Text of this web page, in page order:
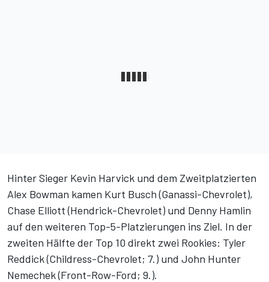
Hinter Sieger Kevin Harvick und dem Zweitplatzierten
Alex Bowman kamen Kurt Busch (Ganassi-Chevrolet),
Chase Elliott (Hendrick-Chevrolet) und Denny Hamlin
auf den weiteren Top-5-Platzierungen ins Ziel. In der
zweiten Hälfte der Top 10 direkt zwei Rookies: Tyler
Reddick (Childress-Chevrolet; 7.) und John Hunter
Nemechek (Front-Row-Ford; 9.).